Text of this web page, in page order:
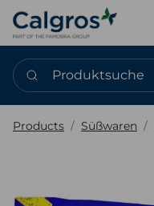
Produktsuche
Products Süßwaren